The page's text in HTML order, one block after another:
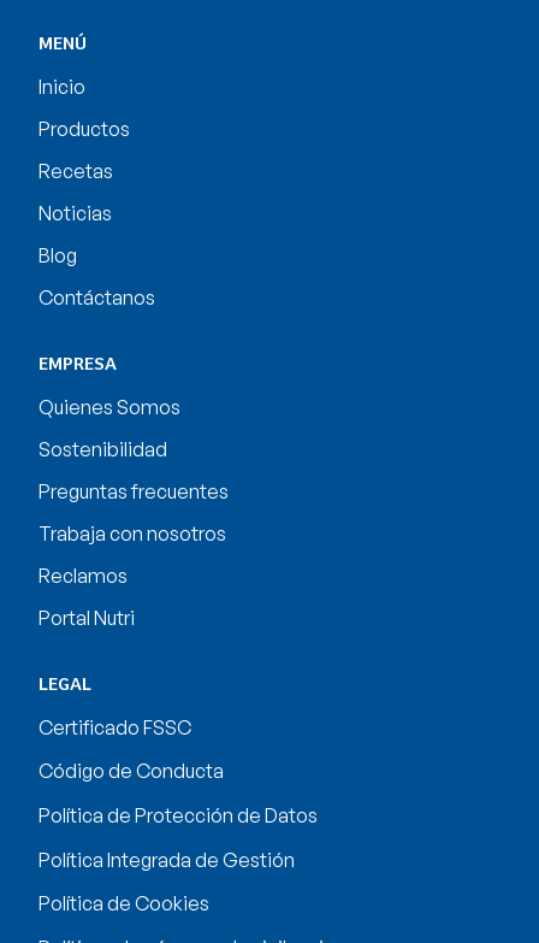
MENÚ
Inicio
Productos
Recetas
Noticias
Blog
Contáctanos
EMPRESA
Quienes Somos
Sostenibilidad
Preguntas frecuentes
Trabaja con nosotros
Reclamos
Portal Nutri
LEGAL
Certificado FSSC
Código de Conducta
Política de Protección de Datos
Política Integrada de Gestión
Política de Cookies